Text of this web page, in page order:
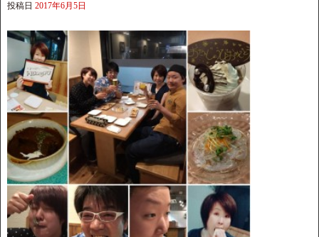
投稿日 2017年6月5日